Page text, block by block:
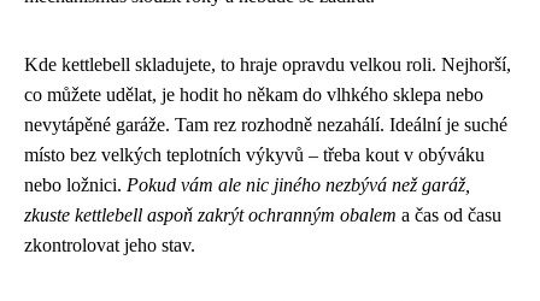
Kde kettlebell skladujete, to hraje opravdu velkou roli. Nejhorší,
co můžete udělat, je hodit ho někam do vlhkého sklepa nebo
nevytápěné garáže. Tam rez rozhodně nezahálí. Ideální je suché
místo bez velkých teplotních výkyvů – třeba kout v obýváku
nebo ložnici. Pokud vám ale nic jiného nezbývá než garáž,
zkuste kettlebell aspoň zakrýt ochranným obalem a čas od času
zkontrolovat jeho stav.